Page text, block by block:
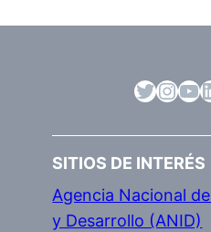
https://twitter.com/Vridei_usach # #
SITIOS DE INTERÉS
Agencia Nacional
y Desarrollo (ANID)